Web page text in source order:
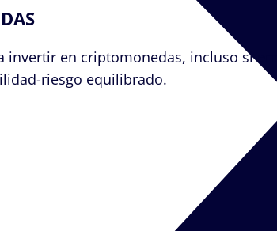
en criptomonedas, incluso si
riesgo equilibrado.